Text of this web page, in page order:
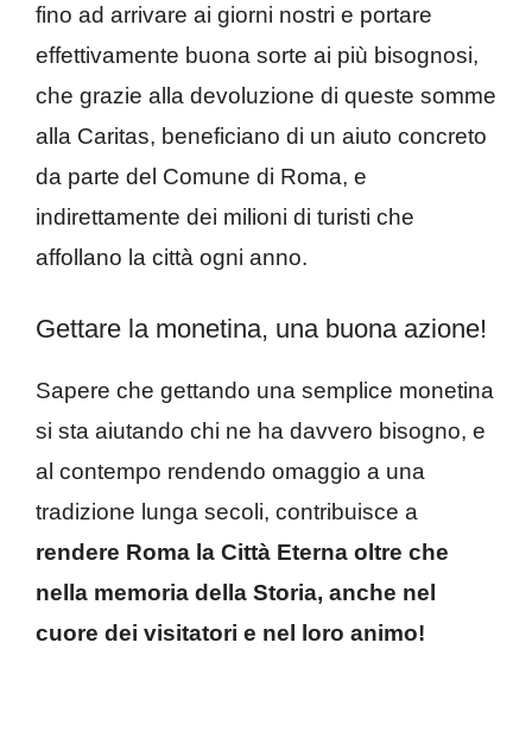
fino ad arrivare ai giorni nostri e portare
effettivamente buona sorte ai più bisognosi,
che grazie alla devoluzione di queste somme
alla Caritas, beneficiano di un aiuto concreto
da parte del Comune di Roma, e
indirettamente dei milioni di turisti che
affollano la città ogni anno.
Gettare la monetina, una buona azione!
Sapere che gettando una semplice monetina
si sta aiutando chi ne ha davvero bisogno, e
al contempo rendendo omaggio a una
tradizione lunga secoli, contribuisce a
rendere Roma la Città Eterna oltre che
nella memoria della Storia, anche nel
cuore dei visitatori e nel loro animo!